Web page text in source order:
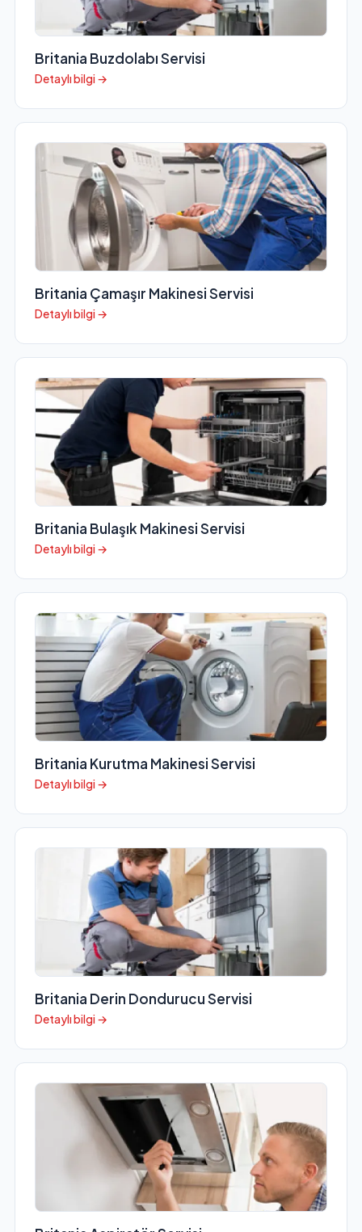
Britania Buzdolabı Servisi
Detaylı bilgi →
Britania Çamaşır Makinesi Servisi
Detaylı bilgi →
Britania Bulaşık Makinesi Servisi
Detaylı bilgi →
Britania Kurutma Makinesi Servisi
Detaylı bilgi →
Britania Derin Dondurucu Servisi
Detaylı bilgi →